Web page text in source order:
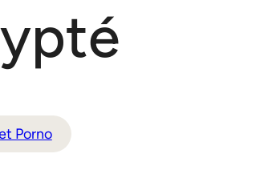
Porno